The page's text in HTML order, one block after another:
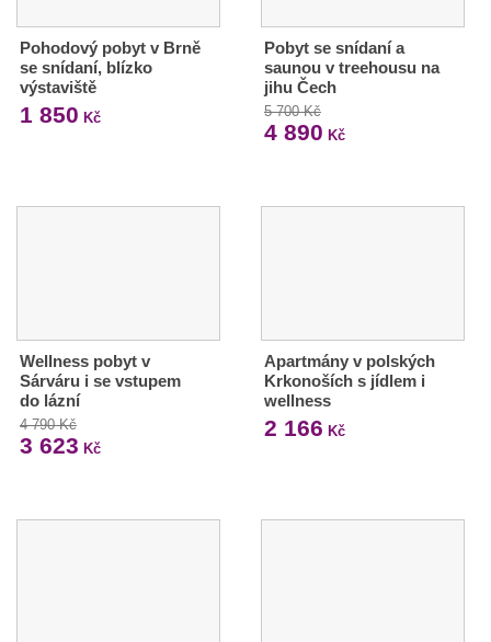
Pohodový pobyt v Brně
se snídaní, blízko
výstaviště
1 850 Kč
Pobyt se snídaní a
saunou v treehousu na
jihu Čech
5 700 Kč
4 890 Kč
Wellness pobyt v
Sárváru i se vstupem
do lázní
4 790 Kč
3 623 Kč
Apartmány v polských
Krkonoších s jídlem i
wellness
2 166 Kč